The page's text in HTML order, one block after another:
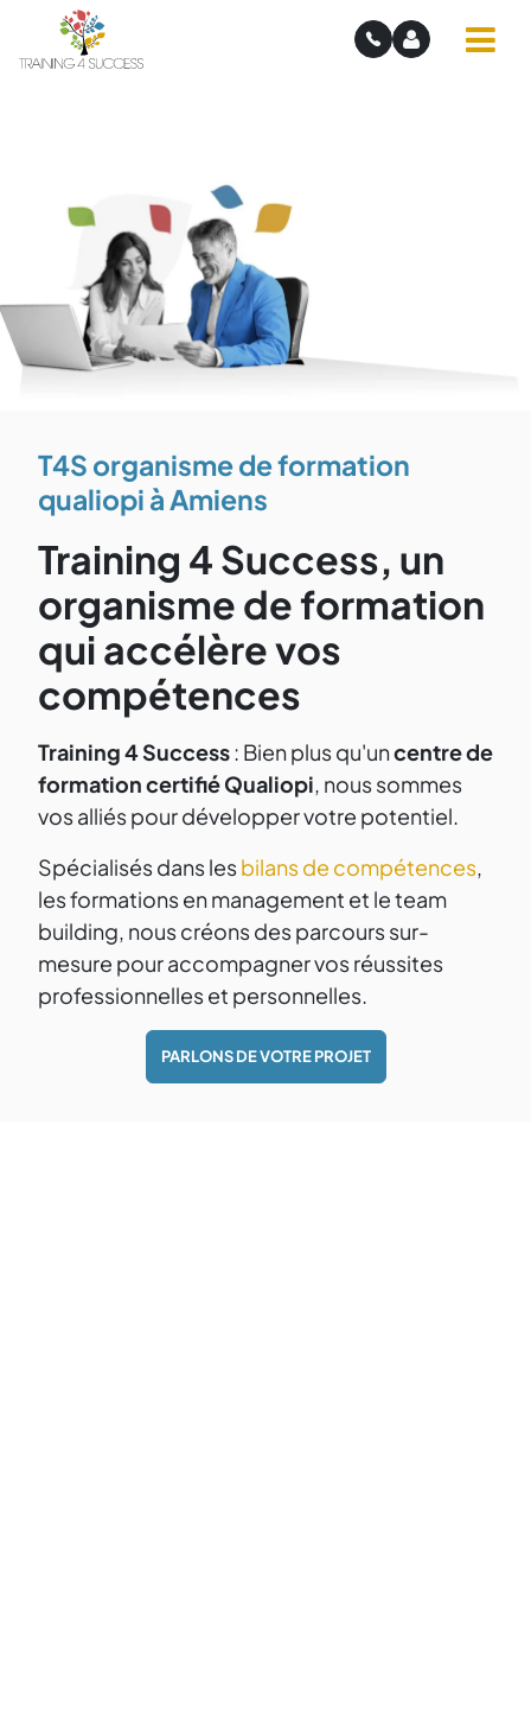
T4S organisme de formation
qualiopi à Amiens
Training 4 Success, un
organisme de formation
qui accélère vos
compétences
Training 4 Success: Bien plus qu'uncentre de
formation certifié Qualiopi, nous sommes
vos alliés pour développer votre potentiel.
Spécialisés dans lesbilans de compétences,
les formations en management et le team
building, nous créons des parcours sur-
mesure pour accompagner vos réussites
professionnelles et personnelles.
PARLONS DE VOTRE PROJET